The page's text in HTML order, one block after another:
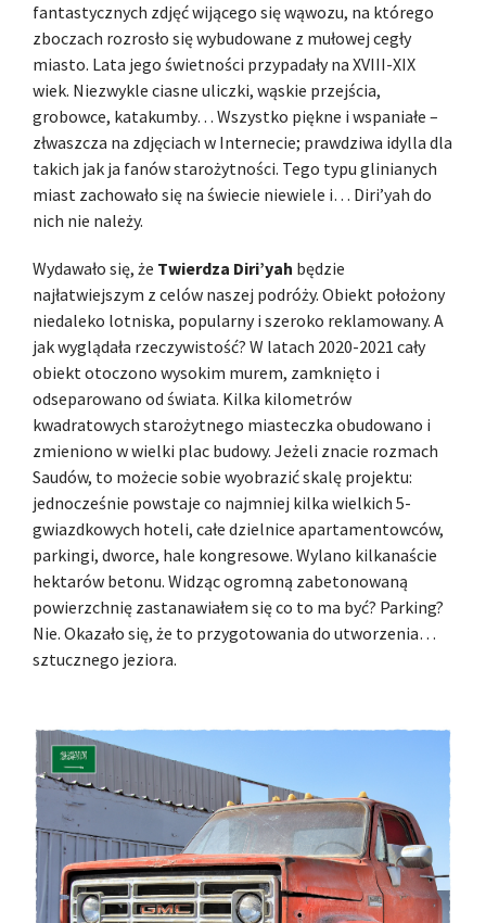
fantastycznych zdjęć wijącego się wąwozu, na którego
zboczach rozrosło się wybudowane z mułowej cegły
miasto. Lata jego świetności przypadały na XVIII-XIX
wiek. Niezwykle ciasne uliczki, wąskie przejścia,
grobowce, katakumby… Wszystko piękne i wspaniałe –
złwaszcza na zdjęciach w Internecie; prawdziwa idylla dla
takich jak ja fanów starożytności. Tego typu glinianych
miast zachowało się na świecie niewiele i… Diri’yah do
nich nie należy.
Wydawało się, że Twierdza Diri’yah będzie
najłatwiejszym z celów naszej podróży. Obiekt położony
niedaleko lotniska, popularny i szeroko reklamowany. A
jak wyglądała rzeczywistość? W latach 2020-2021 cały
obiekt otoczono wysokim murem, zamknięto i
odseparowano od świata. Kilka kilometrów
kwadratowych starożytnego miasteczka obudowano i
zmieniono w wielki plac budowy. Jeżeli znacie rozmach
Saudów, to możecie sobie wyobrazić skalę projektu:
jednocześnie powstaje co najmniej kilka wielkich 5-
gwiazdkowych hoteli, całe dzielnice apartamentowców,
parkingi, dworce, hale kongresowe. Wylano kilkanaście
hektarów betonu. Widząc ogromną zabetonowaną
powierzchnię zastanawiałem się co to ma być? Parking?
Nie. Okazało się, że to przygotowania do utworzenia…
sztucznego jeziora.